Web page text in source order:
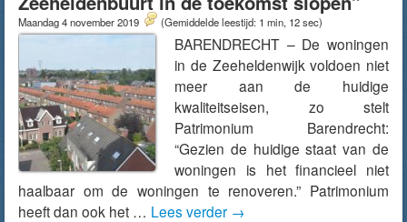
Maandag 4 november 2019 (Gemiddelde leestijd: 1 min, 12 sec)
BARENDRECHT – De woningen
in de Zeeheldenwijk voldoen niet
meer aan de huidige
kwaliteitseisen, zo stelt
Patrimonium Barendrecht:
“Gezien de huidige staat van de
woningen is het financieel niet
haalbaar om de woningen te renoveren.” Patrimonium
heeft dan ook het … Lees verder →